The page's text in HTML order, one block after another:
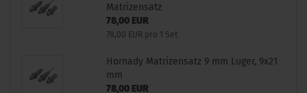
Matrizensatz
78,00 EUR
78,00 EUR pro 1 Set
Hornady Matrizensatz 9 mm Luger, 9x21
mm
78,00 EUR